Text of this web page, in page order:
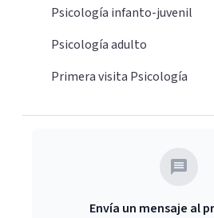
Psicología infanto-juvenil
Psicología adulto
Primera visita Psicología
Envía un mensaje al